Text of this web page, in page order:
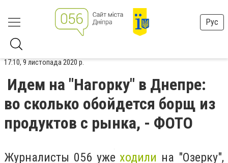
Рус
17:10, 9 листопада 2020 р.
Идем на "Нагорку" в Днепре:
во сколько обойдется борщ из
продуктов с рынка, - ФОТО
Журналисты 056 ужеходили на "Озерку",